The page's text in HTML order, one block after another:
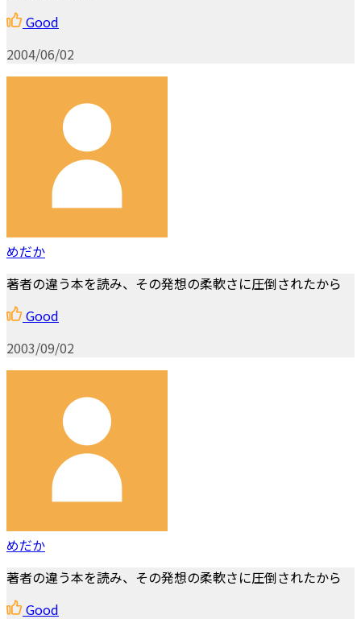
Good
2004/06/02
めだか
著者の違う本を読み、その発想の柔軟さに圧倒されたから
Good
2003/09/02
めだか
著者の違う本を読み、その発想の柔軟さに圧倒されたから
Good